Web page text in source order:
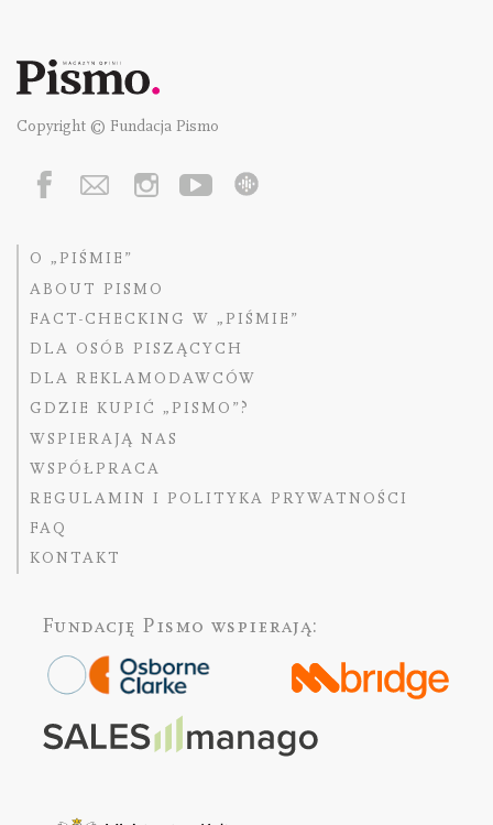
Copyright © Fundacja Pismo
O „PIŚMIE”
ABOUT PISMO
FACT-CHECKING W „PIŚMIE”
DLA OSÓB PISZĄCYCH
DLA REKLAMODAWCÓW
GDZIE KUPIĆ „PISMO”?
WSPIERAJĄ NAS
WSPÓŁPRACA
REGULAMIN I POLITYKA PRYWATNOŚCI
FAQ
KONTAKT
Fundację Pismo wspierają: